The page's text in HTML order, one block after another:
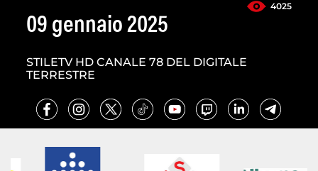
4025
09 gennaio 2025
STILETV HD CANALE 78 DEL DIGITALE
TERRESTRE